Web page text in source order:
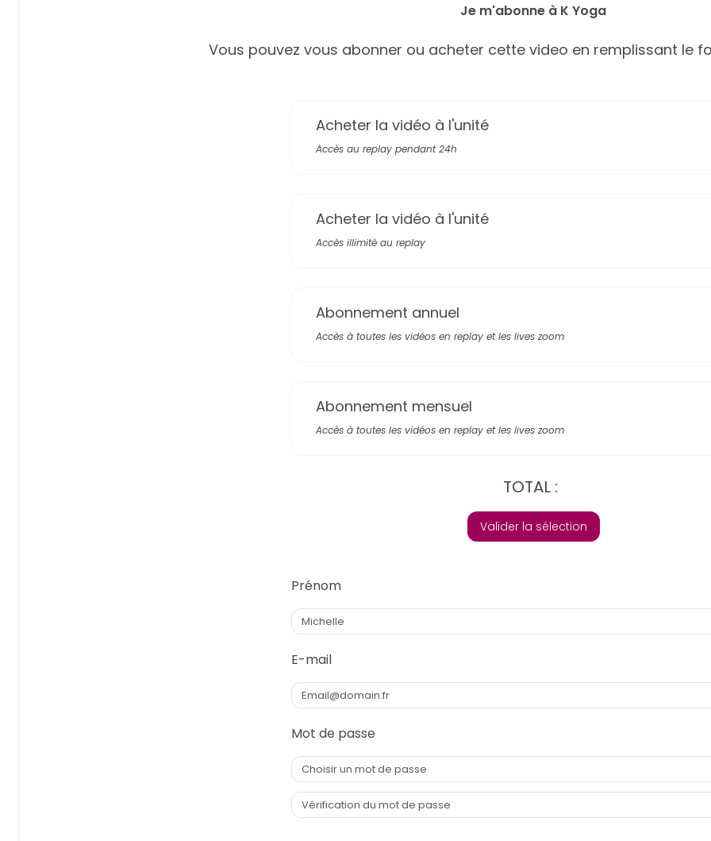
Je m'abonne à K Yoga
Vous pouvez vous abonner ou acheter cette video en remplissant le
Acheter la vidéo à l'unité
Accès au replay pendant 24h
Acheter la vidéo à l'unité
Accès illimité au replay
Abonnement annuel
Accès à toutes les vidéos en replay et les lives zoom
Abonnement mensuel
Accès à toutes les vidéos en replay et les lives zoom
TOTAL :
Valider la sélection
Prénom
E-mail
Mot de passe